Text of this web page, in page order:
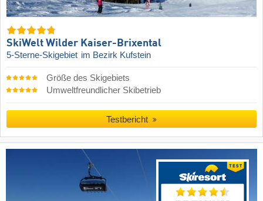
SkiWelt Wilder Kaiser-Brixental
5-Sterne-Skigebiet im Bezirk Kufstein
Größe des Skigebiets
Umweltfreundlicher Skibetrieb
Testbericht